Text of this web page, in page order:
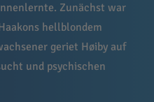
Zunächst war
hellblondem
geriet Høiby auf
und psychischen